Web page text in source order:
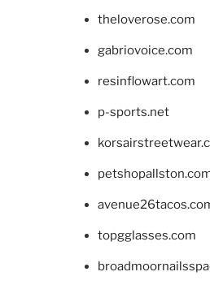
theloverose.com
gabriovoice.com
resinflowart.com
p-sports.net
topgglasses.com